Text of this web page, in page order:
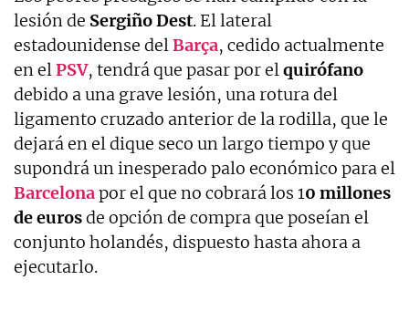
lesión de SergiñoDest. El lateral
estadounidense delBarça, cedido actualmente
en elPSV, tendrá que pasar por elquirófano
debido a una grave lesión, una rotura del
ligamento cruzado anterior de la rodilla, que le
dejará en el dique seco un largo tiempo y que
supondrá un inesperado palo económico para el
Barcelonapor el que no cobrará los 10 millones
de eurosde opción de compra que poseían el
conjunto holandés, dispuesto hasta ahora a
ejecutarlo.